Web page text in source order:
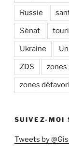
Russie
Sénat
Ukraine
ZDS zones
zones
SUIVEZ-MOI
Tweets by